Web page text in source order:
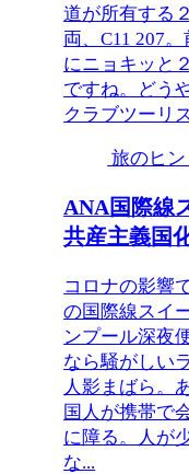
道が所有する
両、C11 207
にニョキッと
ですね。どう
クラブツーリ
旅のヒン
ANA国際線
共産主義国
コロナの影響
の国際線スイ
ンプール深夜
なら騒がしい
人影まばら。
国人が携帯で
に障る。人が
な...